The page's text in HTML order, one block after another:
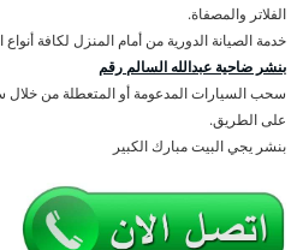
الفلاتر والمصفاة.
خدمة الصيانة الدورية من أمام المنزل لكافة
بنشر ضاحية عبدالله السالم رقم
سحب السيارات المدعومة أو المتعطلة من
على الطريق.
بنشر يجي البيت مبارك الكبير